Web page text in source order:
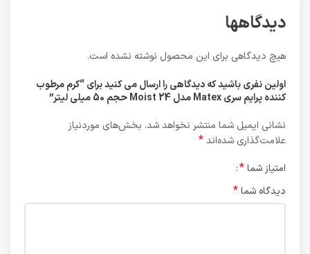
دیدگاهها
هیچ دیدگاهی برای این محصول نوشته نشده است.
اولین نفری باشید که دیدگاهی را ارسال می کنید برای “کرم مرطوب
کننده پرایم سری Matex مدل Moist 24 حجم 50 میلی لیتر”
نشانی ایمیل شما منتشر نخواهد شد. بخش‌های موردنیاز
علامت‌گذاری شده‌اند*
امتیاز شما*
دیدگاه شما*